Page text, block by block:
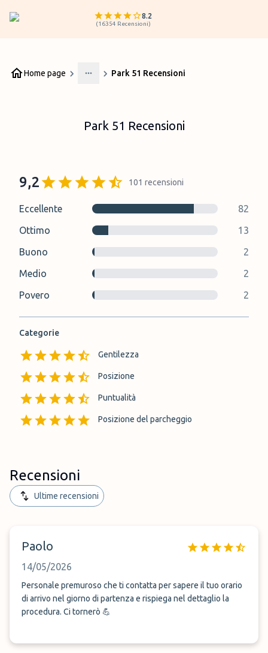
8.2
(16354 Recensioni)
Home page
More
Park 51 Recensioni
Park 51 Recensioni
9,2 101 recensioni
Eccellente
82
Ottimo
13
Buono
2
Medio
2
Povero
2
Categorie
Gentilezza
Posizione
Puntualità
Posizione del parcheggio
Recensioni
Ultime recensioni
Paolo
14/05/2026
Personale premuroso che ti contatta per sapere il tuo orario
di arrivo nel giorno di partenza e rispiega nel dettaglio la
procedura. Ci tornerò 💪